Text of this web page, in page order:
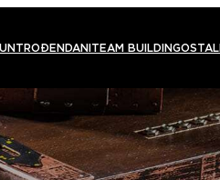
ROĐENDANITEAM BUILDING